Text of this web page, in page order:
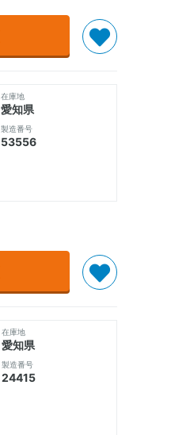
在庫地
愛知県
製造番号
53556
在庫地
愛知県
製造番号
24415